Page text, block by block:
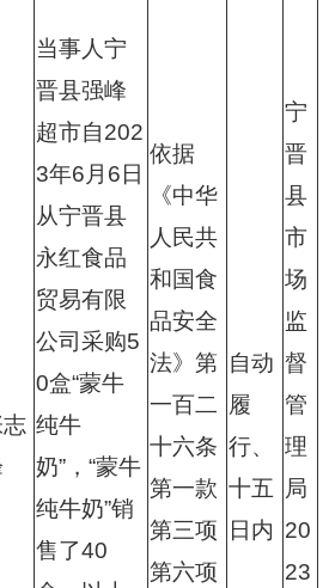
当事人宁
晋县强峰
超市自202
3年6月6日
从宁晋县
永红食品
贸易有限
公司采购5
0盒“蒙牛
纯牛
奶”，“蒙牛
纯牛奶”销
售了40
依据
《中华
人民共
和国食
品安全
法》第
一百二
十六条
第一款
第三项
第六项
自动
履
行、
十五
日内
宁
晋
县
市
场
监
督
管
理
局
20
23